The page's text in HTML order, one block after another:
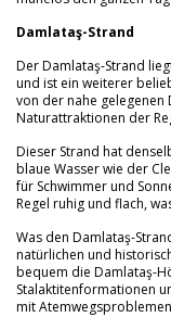
Damlataş-Strand
Der Damlataş-Strand
und ist ein weiterer
von der nahe
Naturattraktionen der
Dieser Strand hat
blaue Wasser wie der
für Schwimmer und
Regel ruhig und flach,
Was den Damlataş-
natürlichen und
bequem die Damlataş-
Stalaktitenformationen
mit